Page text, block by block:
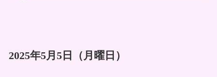
2025年5月5日（月曜日）